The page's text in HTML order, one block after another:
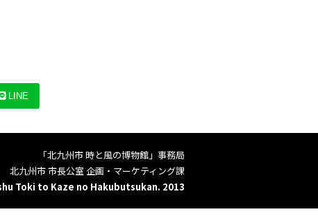
LINE
「北九州市 時と風の博物館」事務局
北九州市 市長公室 企画・マーケティング課
Toki to Kaze no Hakubutsukan. 2013